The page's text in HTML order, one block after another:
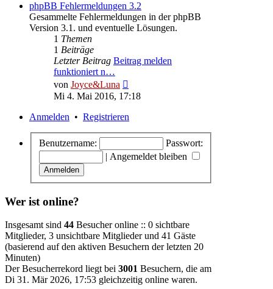
phpBB Fehlermeldungen 3.2
Gesammelte Fehlermeldungen in der phpBB
Version 3.1. und eventuelle Lösungen.
1 Themen
1 Beiträge
Letzter Beitrag Beitrag melden
funktioniert n…
von Joyce&Luna
Beitrag
Mi 4. Mai 2016, 17:18
Anmelden • Registrieren
Benutzername:
Passwort:
| Angemeldet bleiben
Wer ist online?
Insgesamt sind 44 Besucher online :: 0 sichtbare
Mitglieder, 3 unsichtbare Mitglieder und 41 Gäste
(basierend auf den aktiven Besuchern der letzten 20
Minuten)
Der Besucherrekord liegt bei 3001 Besuchern, die am
Di 31. Mär 2026, 17:53 gleichzeitig online waren.